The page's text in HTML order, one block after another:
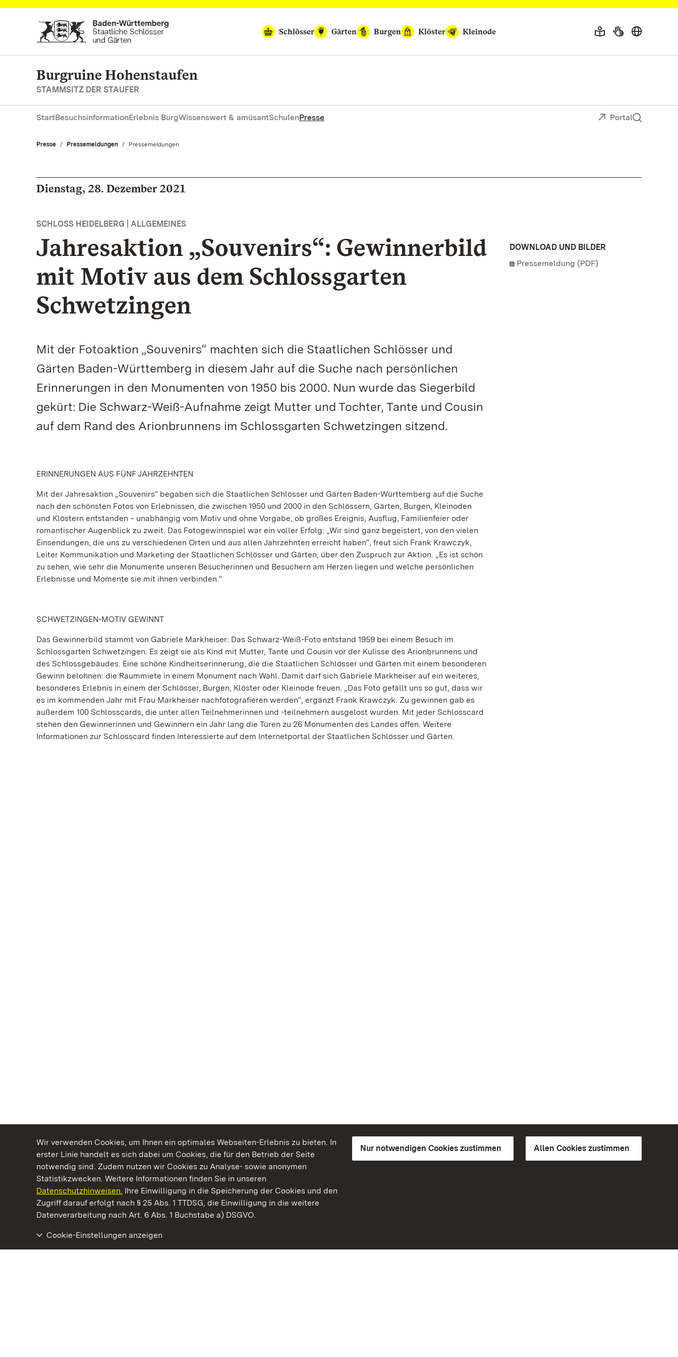
Wir verwenden Cookies, um Ihnen ein optimales Webseiten-Erlebnis zu bieten. In
erster Linie handelt es sich dabei um Cookies, die für den Betrieb der Seite
notwendig sind. Zudem nutzen wir Cookies zu Analyse- sowie anonymen
Statistikzwecken. Weitere Informationen finden Sie in unseren
Datenschutzhinweisen. Ihre Einwilligung in die Speicherung der Cookies und den
Zugriff darauf erfolgt nach § 25 Abs. 1 TTDSG, die Einwilligung in die weitere
Datenverarbeitung nach Art. 6 Abs. 1 Buchstabe a) DSGVO.
Nur notwendigen Cookies zustimmen Allen Cookies zustimmen
Cookie-Einstellungen anzeigen
Zum Hauptinhalt springen
Schlösser
Gärten Burgen Klöster Kleinode
Burgruine Hohenstaufen
STAMMSITZ DER STAUFER
StartBesuchsinformationErlebnis BurgWissenswert & amüsantSchulenPresse Portal
Presse Pressemeldungen Aktuell:
Pressemeldungen
Dienstag, 28. Dezember 2021
SCHLOSS HEIDELBERG | ALLGEMEINES
Jahresaktion „Souvenirs“: Gewinnerbild
mit Motiv aus dem Schlossgarten
Schwetzingen
Mit der Fotoaktion „Souvenirs“ machten sich die Staatlichen Schlösser und
Gärten Baden-Württemberg in diesem Jahr auf die Suche nach persönlichen
Erinnerungen in den Monumenten von 1950 bis 2000. Nun wurde das Siegerbild
gekürt: Die Schwarz-Weiß-Aufnahme zeigt Mutter und Tochter, Tante und Cousin
auf dem Rand des Arionbrunnens im Schlossgarten Schwetzingen sitzend.
ERINNERUNGEN AUS FÜNF JAHRZEHNTEN
Mit der Jahresaktion „Souvenirs“ begaben sich die Staatlichen Schlösser und Gärten Baden-Württemberg auf die Suche
nach den schönsten Fotos von Erlebnissen, die zwischen 1950 und 2000 in den Schlössern, Gärten, Burgen, Kleinoden
und Klöstern entstanden ‒ unabhängig vom Motiv und ohne Vorgabe, ob großes Ereignis, Ausflug, Familienfeier oder
romantischer Augenblick zu zweit. Das Fotogewinnspiel war ein voller Erfolg: „Wir sind ganz begeistert, von den vielen
Einsendungen, die uns zu verschiedenen Orten und aus allen Jahrzehnten erreicht haben“, freut sich Frank Krawczyk,
Leiter Kommunikation und Marketing der Staatlichen Schlösser und Gärten, über den Zuspruch zur Aktion. „Es ist schön
zu sehen, wie sehr die Monumente unseren Besucherinnen und Besuchern am Herzen liegen und welche persönlichen
Erlebnisse und Momente sie mit ihnen verbinden.“
SCHWETZINGEN-MOTIV GEWINNT
Das Gewinnerbild stammt von Gabriele Markheiser: Das Schwarz-Weiß-Foto entstand 1959 bei einem Besuch im
Schlossgarten Schwetzingen. Es zeigt sie als Kind mit Mutter, Tante und Cousin vor der Kulisse des Arionbrunnens und
des Schlossgebäudes. Eine schöne Kindheitserinnerung, die die Staatlichen Schlösser und Gärten mit einem besonderen
Gewinn belohnen: die Raummiete in einem Monument nach Wahl. Damit darf sich Gabriele Markheiser auf ein weiteres,
besonderes Erlebnis in einem der Schlösser, Burgen, Klöster oder Kleinode freuen. „Das Foto gefällt uns so gut, dass wir
es im kommenden Jahr mit Frau Markheiser nachfotografieren werden“, ergänzt Frank Krawczyk. Zu gewinnen gab es
außerdem 100 Schlosscards, die unter allen Teilnehmerinnen und -teilnehmern ausgelost wurden. Mit jeder Schlosscard
stehen den Gewinnerinnen und Gewinnern ein Jahr lang die Türen zu 26 Monumenten des Landes offen. Weitere
Informationen zur Schlosscard finden Interessierte auf dem Internetportal der Staatlichen Schlösser und Gärten.
DOWNLOAD UND BILDER
Pressemeldung (PDF)
Kommen. Staunen. Genießen.